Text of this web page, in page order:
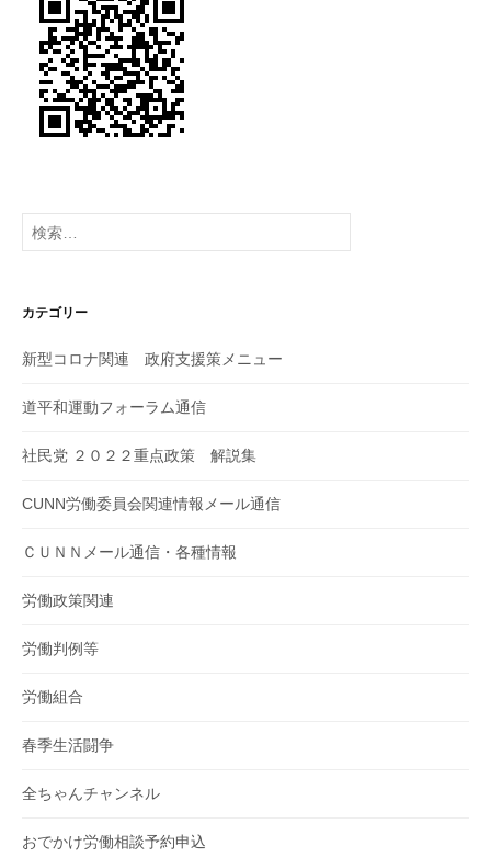
ョ
ン
検
索:
カテゴリー
新型コロナ関連 政府支援策メニュー
道平和運動フォーラム通信
社民党 ２０２２重点政策 解説集
CUNN労働委員会関連情報メール通信
ＣＵＮＮメール通信・各種情報
労働政策関連
労働判例等
労働組合
春季生活闘争
全ちゃんチャンネル
おでかけ労働相談予約申込